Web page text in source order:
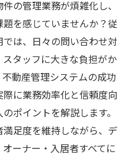
の管理業務が煩雑化し、
を感じていませんか？従
は、日々の問い合わせ対
タッフに大きな負担がか
動産管理システムの成功
に業務効率化と信頼度向
ポイントを解説します。
足度を維持しながら、デ
ーナー・入居者すべてに